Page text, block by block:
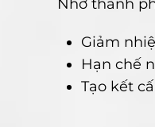
Nhờ thành
Giảm
Hạn chế
Tạo kết